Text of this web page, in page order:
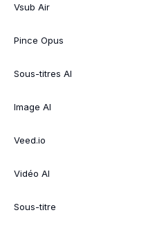
Vsub Air
Pince Opus
Sous-titres AI
Image AI
Veed.io
Vidéo AI
Sous-titre